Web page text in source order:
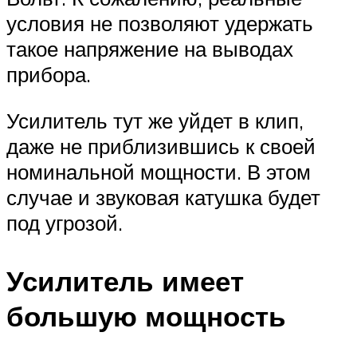
условия не позволяют удержать
такое напряжение на выводах
прибора.
Усилитель тут же уйдет в клип,
даже не приблизившись к своей
номинальной мощности. В этом
случае и звуковая катушка будет
под угрозой.
Усилитель имеет
большую мощность